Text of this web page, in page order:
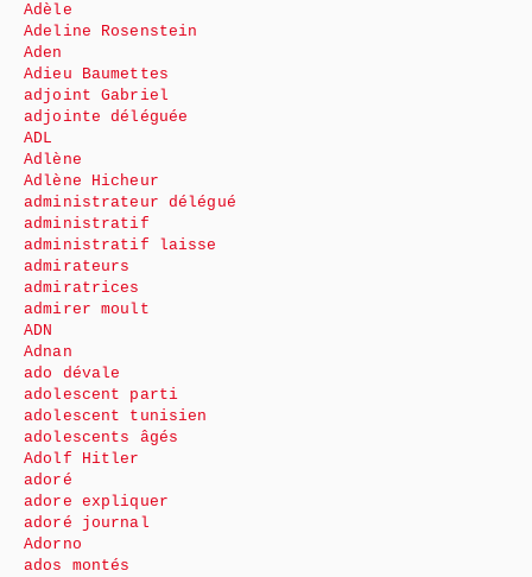
Adèle
Adeline Rosenstein
Aden
Adieu Baumettes
adjoint Gabriel
adjointe déléguée
ADL
Adlène
Adlène Hicheur
administrateur délégué
administratif
administratif laisse
admirateurs
admiratrices
admirer moult
ADN
Adnan
ado dévale
adolescent parti
adolescent tunisien
adolescents âgés
Adolf Hitler
adoré
adore expliquer
adoré journal
Adorno
ados montés